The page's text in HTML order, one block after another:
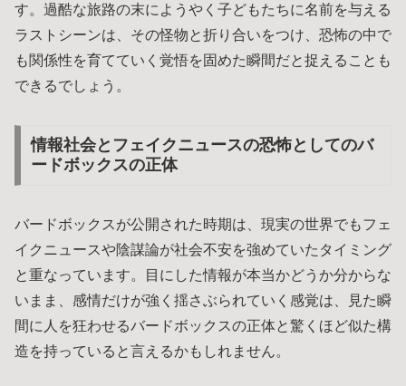
す。過酷な旅路の末にようやく子どもたちに名前を与える
ラストシーンは、その怪物と折り合いをつけ、恐怖の中で
も関係性を育てていく覚悟を固めた瞬間だと捉えることも
できるでしょう。
情報社会とフェイクニュースの恐怖としてのバ
ードボックスの正体
バードボックスが公開された時期は、現実の世界でもフェ
イクニュースや陰謀論が社会不安を強めていたタイミング
と重なっています。目にした情報が本当かどうか分からな
いまま、感情だけが強く揺さぶられていく感覚は、見た瞬
間に人を狂わせるバードボックスの正体と驚くほど似た構
造を持っていると言えるかもしれません。